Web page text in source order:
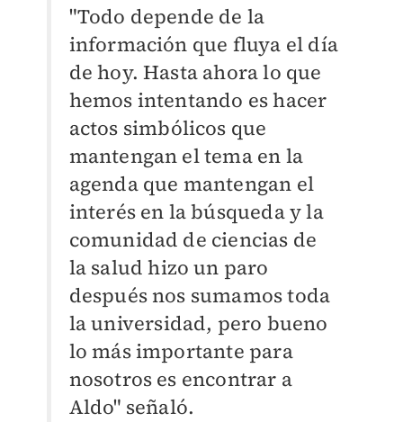
"Todo depende de la
información que fluya el día
de hoy. Hasta ahora lo que
hemos intentando es hacer
actos simbólicos que
mantengan el tema en la
agenda que mantengan el
interés en la búsqueda y la
comunidad de ciencias de
la salud hizo un paro
después nos sumamos toda
la universidad, pero bueno
lo más importante para
nosotros es encontrar a
Aldo" señaló.